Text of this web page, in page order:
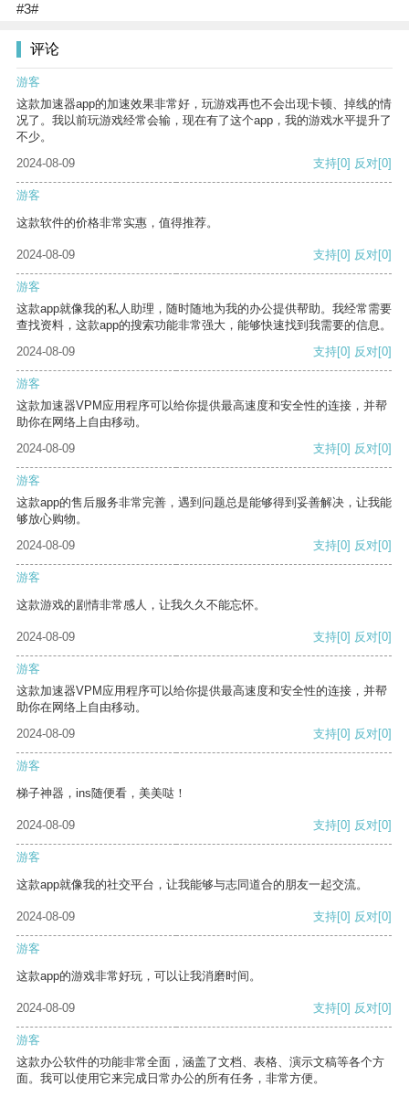
#3#
评论
游客
这款加速器app的加速效果非常好，玩游戏再也不会出现卡顿、掉线的情
况了。我以前玩游戏经常会输，现在有了这个app，我的游戏水平提升了
不少。
2024-08-09
支持[0] 反对[0]
游客
这款软件的价格非常实惠，值得推荐。
2024-08-09 支持[0] 反对[0]
游客
这款app就像我的私人助理，随时随地为我的办公提供帮助。我经常需要
查找资料，这款app的搜索功能非常强大，能够快速找到我需要的信息。
2024-08-09
支持[0] 反对[0]
游客
这款加速器VPM应用程序可以给你提供最高速度和安全性的连接，并帮
助你在网络上自由移动。
2024-08-09
支持[0] 反对[0]
游客
这款app的售后服务非常完善，遇到问题总是能够得到妥善解决，让我能
够放心购物。
2024-08-09
支持[0] 反对[0]
游客
这款游戏的剧情非常感人，让我久久不能忘怀。
2024-08-09 支持[0] 反对[0]
游客
这款加速器VPM应用程序可以给你提供最高速度和安全性的连接，并帮
助你在网络上自由移动。
2024-08-09
支持[0] 反对[0]
游客
梯子神器，ins随便看，美美哒！
2024-08-09 支持[0] 反对[0]
游客
这款app就像我的社交平台，让我能够与志同道合的朋友一起交流。
2024-08-09 支持[0] 反对[0]
游客
这款app的游戏非常好玩，可以让我消磨时间。
2024-08-09 支持[0] 反对[0]
游客
这款办公软件的功能非常全面，涵盖了文档、表格、演示文稿等各个方
面。我可以使用它来完成日常办公的所有任务，非常方便。